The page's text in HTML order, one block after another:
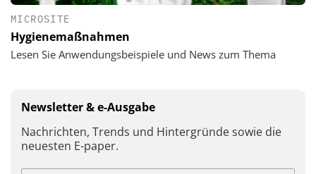
MICROSITE
Hygienemaßnahmen
Lesen Sie Anwendungsbeispiele und News zum Thema
Newsletter & e-Ausgabe
Nachrichten, Trends und Hintergründe sowie die
neuesten E-paper.